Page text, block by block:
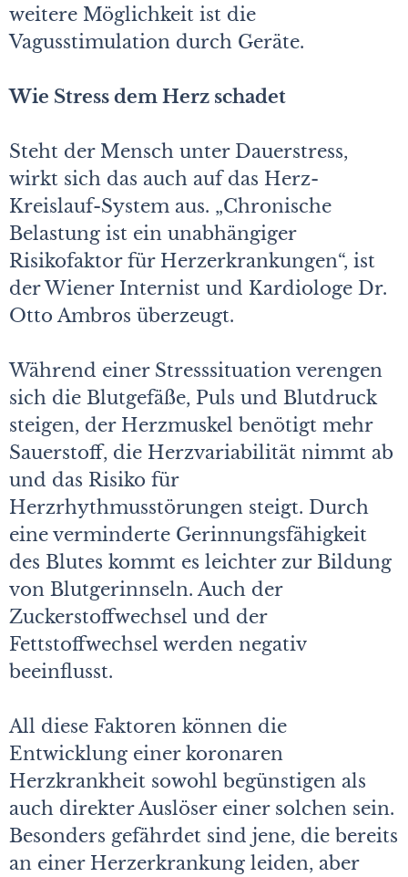
weitere Möglichkeit ist die
Vagusstimulation durch Geräte.
Wie Stress dem Herz schadet
Steht der Mensch unter Dauerstress,
wirkt sich das auch auf das Herz-
Kreislauf-System aus. „Chronische
Belastung ist ein unabhängiger
Risikofaktor für Herzerkrankungen“, ist
der Wiener Internist und Kardiologe Dr.
Otto Ambros überzeugt.
Während einer Stresssituation verengen
sich die Blutgefäße, Puls und Blutdruck
steigen, der Herzmuskel benötigt mehr
Sauerstoff, die Herzvariabilität nimmt ab
und das Risiko für
Herzrhythmusstörungen steigt. Durch
eine verminderte Gerinnungsfähigkeit
des Blutes kommt es leichter zur Bildung
von Blutgerinnseln. Auch der
Zuckerstoffwechsel und der
Fettstoffwechsel werden negativ
beeinflusst.
All diese Faktoren können die
Entwicklung einer koronaren
Herzkrankheit sowohl begünstigen als
auch direkter Auslöser einer solchen sein.
Besonders gefährdet sind jene, die bereits
an einer Herzerkrankung leiden, aber